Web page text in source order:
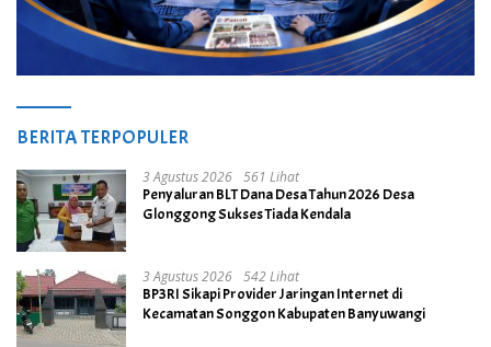
BERITA TERPOPULER
3 Agustus 2026 561 Lihat
Penyaluran BLT Dana Desa Tahun 2026 Desa
Glonggong Sukses Tiada Kendala
3 Agustus 2026 542 Lihat
BP3RI Sikapi Provider Jaringan Internet di
Kecamatan Songgon Kabupaten Banyuwangi